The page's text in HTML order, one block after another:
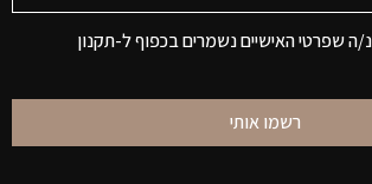
ה שפרטי האישיים נשמרים בכפוף ל-תקנון
רשמו אותי